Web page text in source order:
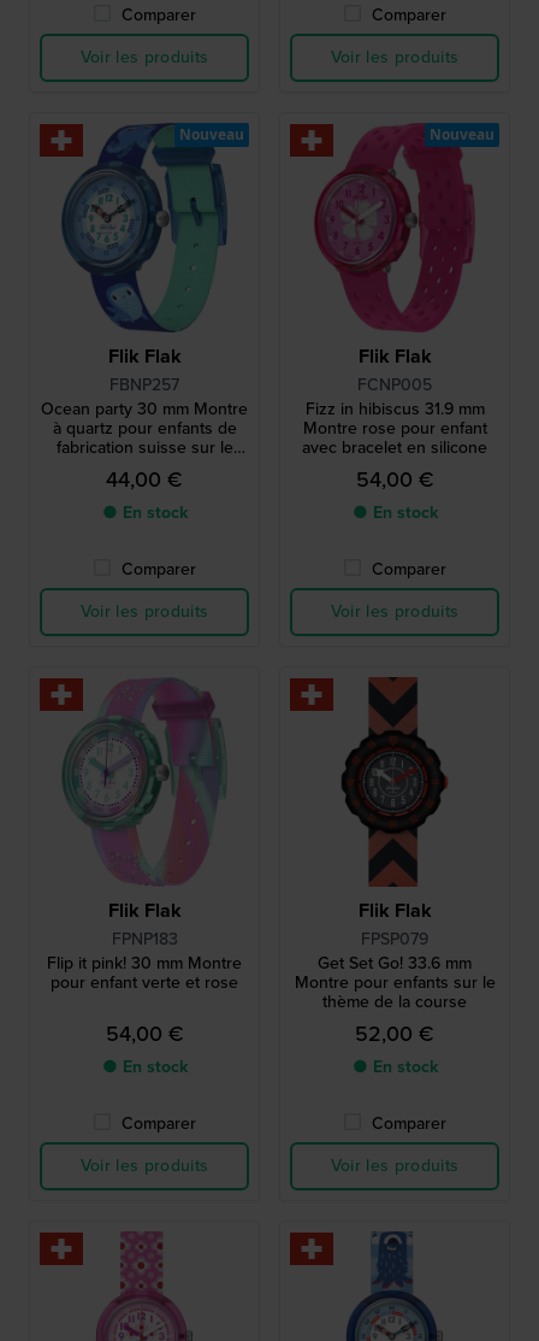
Comparer
Voir les produits
Comparer
Voir les produits
Flik Flak
FBNP257
Ocean party 30 mm Montre
à quartz pour enfants de
fabrication suisse sur le
thème des poissons
44,00 €
● En stock
Comparer
Voir les produits
Nouveau
Flik Flak
FCNP005
Fizz in hibiscus 31.9 mm
Montre rose pour enfant
avec bracelet en silicone
54,00 €
● En stock
Comparer
Voir les produits
Nouveau
Flik Flak
FPNP183
Flip it pink! 30 mm Montre
pour enfant verte et rose
54,00 €
● En stock
Comparer
Voir les produits
Flik Flak
FPSP079
Get Set Go! 33.6 mm
Montre pour enfants sur le
thème de la course
52,00 €
● En stock
Comparer
Voir les produits